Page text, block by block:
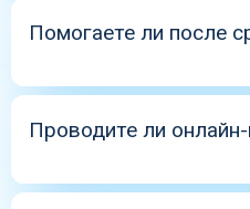
Помогаете ли после
Да, корректируем план
Проводите ли
Да, для стабильных